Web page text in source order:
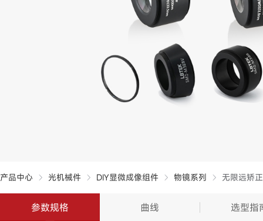
产品中心 光机械件 DIY显微成像组件 物镜系列 无限远矫
参数规格 曲线 选型指